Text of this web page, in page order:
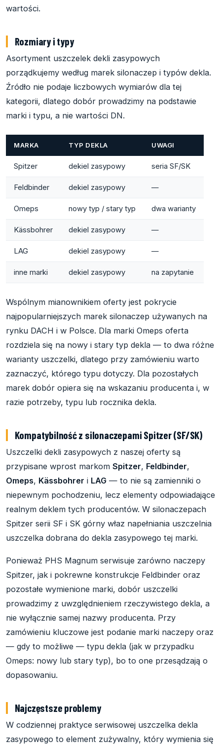
wartości.
Rozmiary i typy
Asortyment uszczelek dekli zasypowych
porządkujemy według marek silonaczep i typów dekla.
Źródło nie podaje liczbowych wymiarów dla tej
kategorii, dlatego dobór prowadzimy na podstawie
marki i typu, a nie wartości DN.
MARKA TYP DEKLA UWAGI
Spitzer dekiel zasypowy seria SF/SK
Feldbinder dekiel zasypowy —
Omeps nowy typ / stary typ dwa warianty
Kässbohrer dekiel zasypowy —
LAG dekiel zasypowy —
inne marki dekiel zasypowy na zapytanie
Wspólnym mianownikiem oferty jest pokrycie
najpopularniejszych marek silonaczep używanych na
rynku DACH i w Polsce. Dla marki Omeps oferta
rozdziela się na nowy i stary typ dekla — to dwa różne
warianty uszczelki, dlatego przy zamówieniu warto
zaznaczyć, którego typu dotyczy. Dla pozostałych
marek dobór opiera się na wskazaniu producenta i, w
razie potrzeby, typu lub rocznika dekla.
Kompatybilność z silonaczepami Spitzer (SF/SK)
Uszczelki dekli zasypowych z naszej oferty są
przypisane wprost markom Spitzer, Feldbinder,
Omeps, Kässbohrer i LAG — to nie są zamienniki o
niepewnym pochodzeniu, lecz elementy odpowiadające
realnym deklem tych producentów. W silonaczepach
Spitzer serii SF i SK górny właz napełniania uszczelnia
uszczelka dobrana do dekla zasypowego tej marki.
Ponieważ PHS Magnum serwisuje zarówno naczepy
Spitzer, jak i pokrewne konstrukcje Feldbinder oraz
pozostałe wymienione marki, dobór uszczelki
prowadzimy z uwzględnieniem rzeczywistego dekla, a
nie wyłącznie samej nazwy producenta. Przy
zamówieniu kluczowe jest podanie marki naczepy oraz
— gdy to możliwe — typu dekla (jak w przypadku
Omeps: nowy lub stary typ), bo to one przesądzają o
dopasowaniu.
Najczęstsze problemy
W codziennej praktyce serwisowej uszczelka dekla
zasypowego to element zużywalny, który wymienia się